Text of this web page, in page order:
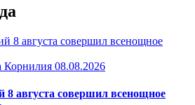
Корнилия 08.08.2026
августа совершил всенощное